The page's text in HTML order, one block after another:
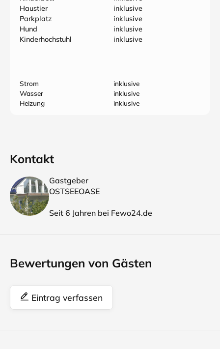
Haustier
inklusive
Parkplatz
inklusive
Hund
inklusive
Kinderhochstuhl
inklusive
Strom
inklusive
Wasser
inklusive
Heizung
inklusive
Kontakt
Gastgeber
OSTSEEOASE
Seit 6 Jahren bei Fewo24.de
Bewertungen von Gästen
Eintrag verfassen